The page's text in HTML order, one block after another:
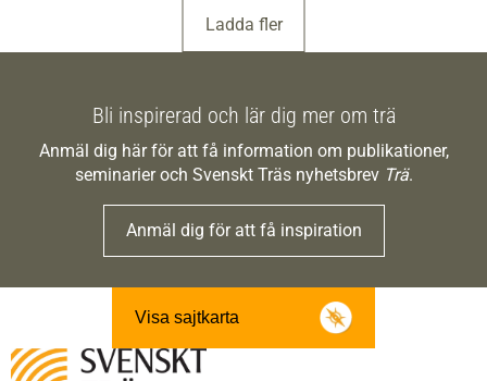
Ladda fler
Bli inspirerad och lär dig mer om trä
Anmäl dig här för att få information om publikationer,
seminarier och Svenskt Träs nyhetsbrev Trä.
Anmäl dig för att få inspiration
Visa sajtkarta